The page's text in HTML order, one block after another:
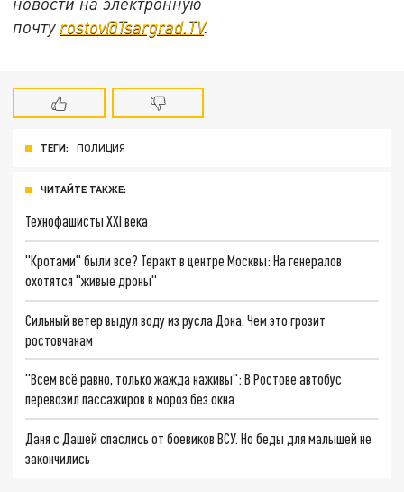
почту rostov@Tsargrad.ТV.
ТЕГИ: ПОЛИЦИЯ
ЧИТАЙТЕ ТАКЖЕ:
Технофашисты XXI века
"Кротами" были все? Теракт в центре Москвы: На генералов
охотятся "живые дроны"
Сильный ветер выдул воду из русла Дона. Чем это грозит
ростовчанам
"Всем всё равно, только жажда наживы": В Ростове автобус
перевозил пассажиров в мороз без окна
Даня с Дашей спаслись от боевиков ВСУ. Но беды для малышей не
закончились